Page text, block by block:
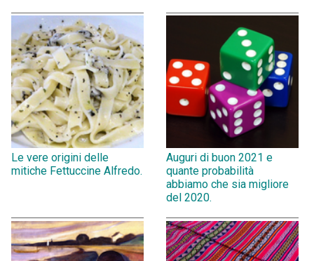
Le vere origini delle
mitiche Fettuccine Alfredo.
Auguri di buon 2021 e
quante probabilità
abbiamo che sia migliore
del 2020.